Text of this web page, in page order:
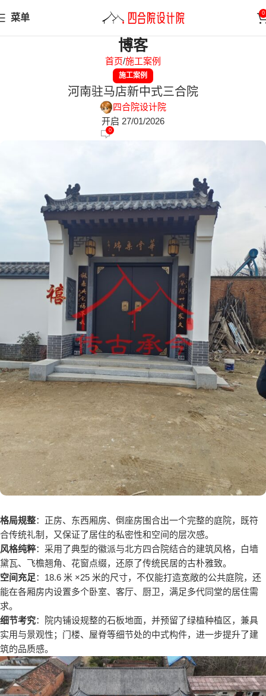
菜单 0
博客
首页 施工案例
施工案例
河南驻马店新中式三合院
四合院设计院
开启 27/01/2026
0
格局规整：正房、东西厢房、倒座房围合出一个完整的庭院，既符
合传统礼制，又保证了居住的私密性和空间的层次感。
风格纯粹：采用了典型的徽派与北方四合院结合的建筑风格，白墙
黛瓦、飞檐翘角、花窗点缀，还原了传统民居的古朴雅致。
空间充足：18.6 米 ×25 米的尺寸，不仅能打造宽敞的公共庭院，还
能在各厢房内设置多个卧室、客厅、厨卫，满足多代同堂的居住需
求。
细节考究：院内铺设规整的石板地面，并预留了绿植种植区，兼具
实用与景观性；门楼、屋脊等细节处的中式构件，进一步提升了建
筑的品质感。